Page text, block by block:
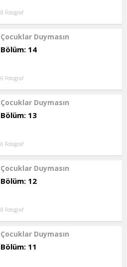
8 Fotoğraf
Çocuklar Duymasın
Bölüm: 14
6 Fotoğraf
Çocuklar Duymasın
Bölüm: 13
6 Fotoğraf
Çocuklar Duymasın
Bölüm: 12
8 Fotoğraf
Çocuklar Duymasın
Bölüm: 11